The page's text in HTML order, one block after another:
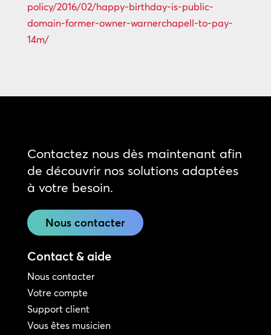
policy/2016/02/happy-birthday-is-public-
domain-former-owner-warnerchapell-to-pay-
14m/
Contactez nous dès maintenant afin
de découvrir nos solutions adaptées
à votre besoin.
Nous contacter
Contact & aide
Nous contacter
Votre compte
Support client
Vous êtes musicien